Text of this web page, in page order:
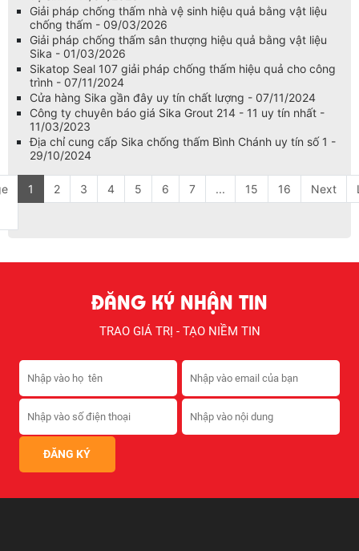
Giải pháp chống thấm nhà vệ sinh hiệu quả bằng vật liệu
chống thấm - 09/03/2026
Giải pháp chống thấm sân thượng hiệu quả bằng vật liệu
Sika - 01/03/2026
Sikatop Seal 107 giải pháp chống thấm hiệu quả cho công
trình - 07/11/2024
Cửa hàng Sika gần đây uy tín chất lượng - 07/11/2024
Công ty chuyên báo giá Sika Grout 214 - 11 uy tín nhất -
11/03/2023
Địa chỉ cung cấp Sika chống thấm Bình Chánh uy tín số 1 -
29/10/2024
1 2 3 4 5 6 7 ... 15 16 Next
ĐĂNG KÝ NHẬN TIN
TRAO GIÁ TRỊ - TẠO NIỀM TIN